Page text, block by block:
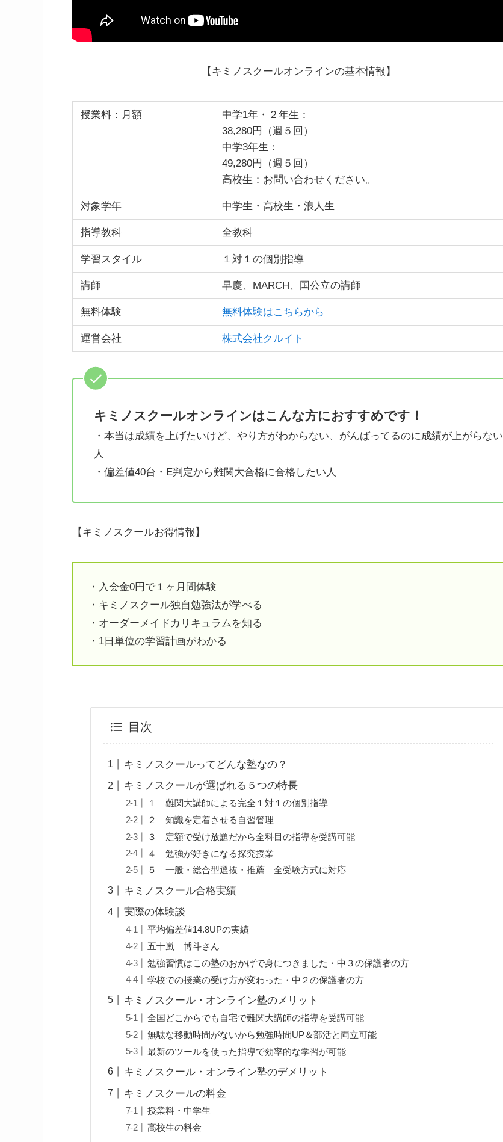
【キミノスクールオンラインの基本情報】
授業料：月額
中学1年・２年生：
38,280円（週５回）
中学3年生：
49,280円（週５回）
高校生：お問い合わせください。
対象学年 中学生・高校生・浪人生
指導教科 全教科
学習スタイル １対１の個別指導
講師 早慶、MARCH、国公立の講師
無料体験 無料体験はこちらから
運営会社 株式会社クルイト
キミノスクールオンラインはこんな方におすすめです！
・本当は成績を上げたいけど、やり方がわからない、がんばってるのに成績が上がらない
人
・偏差値40台・E判定から難関大合格に合格したい人
【キミノスクールお得情報】
・入会金0円で１ヶ月間体験
・キミノスクール独自勉強法が学べる
・オーダーメイドカリキュラムを知る
・1日単位の学習計画がわかる
目次
キミノスクールってどんな塾なの？
キミノスクールが選ばれる５つの特長
１ 難関大講師による完全１対１の個別指導
２ 知識を定着させる自習管理
３ 定額で受け放題だから全科目の指導を受講可能
４ 勉強が好きになる探究授業
５ 一般・総合型選抜・推薦 全受験方式に対応
キミノスクール合格実績
実際の体験談
平均偏差値14.8UPの実績
五十嵐 博斗さん
勉強習慣はこの塾のおかげで身につきました・中３の保護者の方
学校での授業の受け方が変わった・中２の保護者の方
キミノスクール・オンライン塾のメリット
全国どこからでも自宅で難関大講師の指導を受講可能
無駄な移動時間がないから勉強時間UP＆部活と両立可能
最新のツールを使った指導で効率的な学習が可能
キミノスクール・オンライン塾のデメリット
キミノスクールの料金
授業料・中学生
高校生の料金